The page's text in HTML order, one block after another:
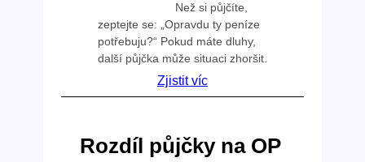
Než si půjčíte,
zeptejte se: „Opravdu ty peníze
potřebuju?“ Pokud máte dluhy,
další půjčka může situaci zhoršit.
Zjistit víc
Rozdíl půjčky na OP